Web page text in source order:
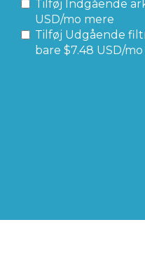
Tilføj Indgående
USD/mo mere
Tilføj Udgående
bare $7.48 USD/